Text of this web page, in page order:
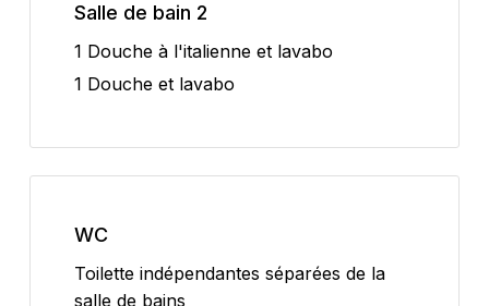
Salle de bain 2
1 Douche à l'italienne et lavabo
1 Douche et lavabo
WC
Toilette indépendantes séparées de la
salle de bains